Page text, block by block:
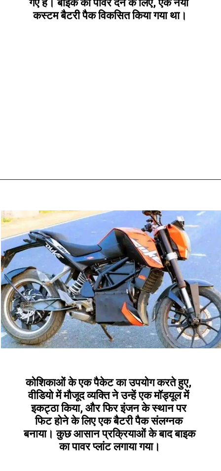
गए हैं। बाइक को पावर देने के लिए, एक नया
कस्टम बैटरी पैक विकसित किया गया था।
कोशिकाओं के एक पैकेट का उपयोग करते हुए,
वीडियो में मौजूद व्यक्ति ने उन्हें एक मॉड्यूल में
इकट्ठा किया, और फिर इंजन के स्थान पर
फिट होने के लिए एक बैटरी पैक संलग्नक
बनाया। कुछ आसान प्रक्रियाओं के बाद बाइक
का पावर प्लांट लगाया गया।